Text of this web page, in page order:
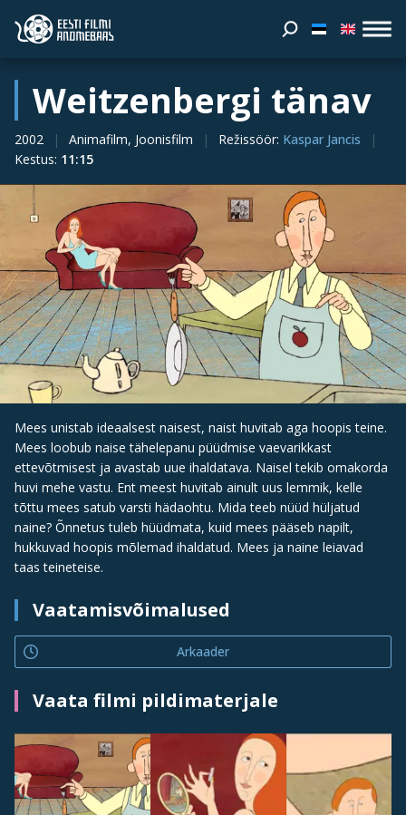
Weitzenbergi tänav
2002 Animafilm, Joonisfilm Režissöör: Kaspar Jancis
Kestus: 11:15
Mees unistab ideaalsest naisest, naist huvitab aga hoopis teine.
Mees loobub naise tähelepanu püüdmise vaevarikkast
ettevõtmisest ja avastab uue ihaldatava. Naisel tekib omakorda
huvi mehe vastu. Ent meest huvitab ainult uus lemmik, kelle
tõttu mees satub varsti hädaohtu. Mida teeb nüüd hüljatud
naine? Õnnetus tuleb hüüdmata, kuid mees pääseb napilt,
hukkuvad hoopis mõlemad ihaldatud. Mees ja naine leiavad
taas teineteise.
Vaatamisvõimalused
Arkaader
Vaata filmi pildimaterjale